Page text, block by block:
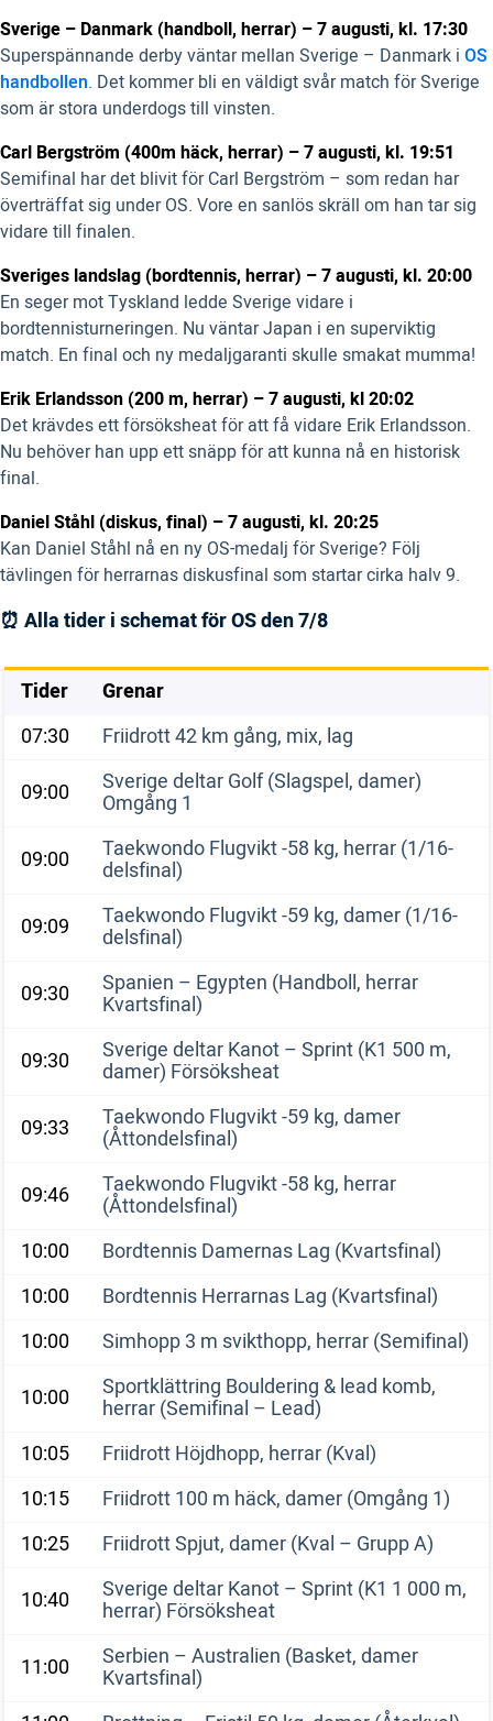
Sverige – Danmark (handboll, herrar) – 7 augusti, kl. 17:30
Superspännande derby väntar mellan Sverige – Danmark i OS
handbollen. Det kommer bli en väldigt svår match för Sverige
som är stora underdogs till vinsten.
Carl Bergström (400m häck, herrar) – 7 augusti, kl. 19:51
Semifinal har det blivit för Carl Bergström – som redan har
överträffat sig under OS. Vore en sanlös skräll om han tar sig
vidare till finalen.
Sveriges landslag (bordtennis, herrar) – 7 augusti, kl. 20:00
En seger mot Tyskland ledde Sverige vidare i
bordtennisturneringen. Nu väntar Japan i en superviktig
match. En final och ny medaljgaranti skulle smakat mumma!
Erik Erlandsson (200 m, herrar) – 7 augusti, kl 20:02
Det krävdes ett försöksheat för att få vidare Erik Erlandsson.
Nu behöver han upp ett snäpp för att kunna nå en historisk
final.
Daniel Ståhl (diskus, final) – 7 augusti, kl. 20:25
Kan Daniel Ståhl nå en ny OS-medalj för Sverige? Följ
tävlingen för herrarnas diskusfinal som startar cirka halv 9.
⏰ Alla tider i schemat för OS den 7/8
Tider
Grenar
07:30
Friidrott 42 km gång, mix, lag
09:00
Sverige deltar Golf (Slagspel, damer)
Omgång 1
09:00
Taekwondo Flugvikt -58 kg, herrar (1/16-
delsfinal)
09:09
Taekwondo Flugvikt -59 kg, damer (1/16-
delsfinal)
09:30
Spanien – Egypten (Handboll, herrar
Kvartsfinal)
09:30
Sverige deltar Kanot – Sprint (K1 500 m,
damer) Försöksheat
09:33
Taekwondo Flugvikt -59 kg, damer
(Åttondelsfinal)
09:46
Taekwondo Flugvikt -58 kg, herrar
(Åttondelsfinal)
10:00
Bordtennis Damernas Lag (Kvartsfinal)
10:00
Bordtennis Herrarnas Lag (Kvartsfinal)
10:00
Simhopp 3 m svikthopp, herrar (Semifinal)
10:00
Sportklättring Bouldering & lead komb,
herrar (Semifinal – Lead)
10:05
Friidrott Höjdhopp, herrar (Kval)
10:15
Friidrott 100 m häck, damer (Omgång 1)
10:25
Friidrott Spjut, damer (Kval – Grupp A)
10:40
Sverige deltar Kanot – Sprint (K1 1 000 m,
herrar) Försöksheat
11:00
Serbien – Australien (Basket, damer
Kvartsfinal)